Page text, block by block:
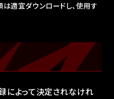
適宜ダウンロードし、使用す
によって決定されなけれ